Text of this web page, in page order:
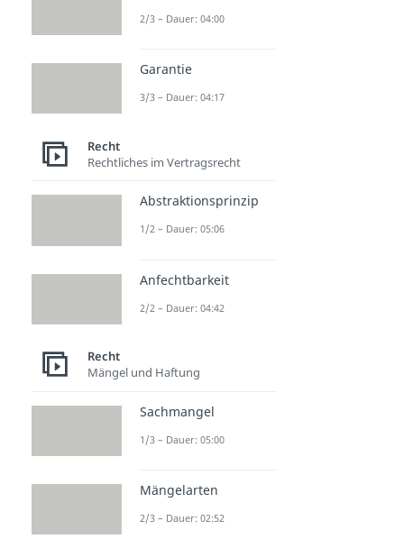
2/3 – Dauer: 04:00
Garantie
3/3 – Dauer: 04:17
Recht
Rechtliches im Vertragsrecht
Abstraktionsprinzip
1/2 – Dauer: 05:06
Anfechtbarkeit
2/2 – Dauer: 04:42
Recht
Mängel und Haftung
Sachmangel
1/3 – Dauer: 05:00
Mängelarten
2/3 – Dauer: 02:52